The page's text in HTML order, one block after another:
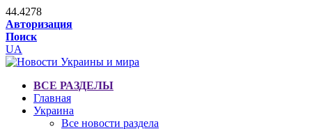
44.4278
Авторизация
Поиск
UA
ВСЕ РАЗДЕЛЫ
Главная
Украина
Все новости раздела